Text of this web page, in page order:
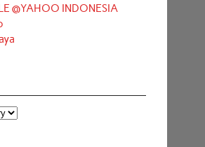
@YAHOO INDONESIA